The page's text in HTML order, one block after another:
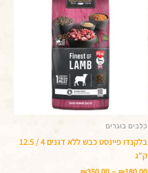
כלבים בוגרים
בלקנדו פיינסט כבש ללא דגנים 4 / 12.5
ק"ג
עדיש
מספר
סוגים.
ניתן
לבחור
את
האפשרויות
בעמוד